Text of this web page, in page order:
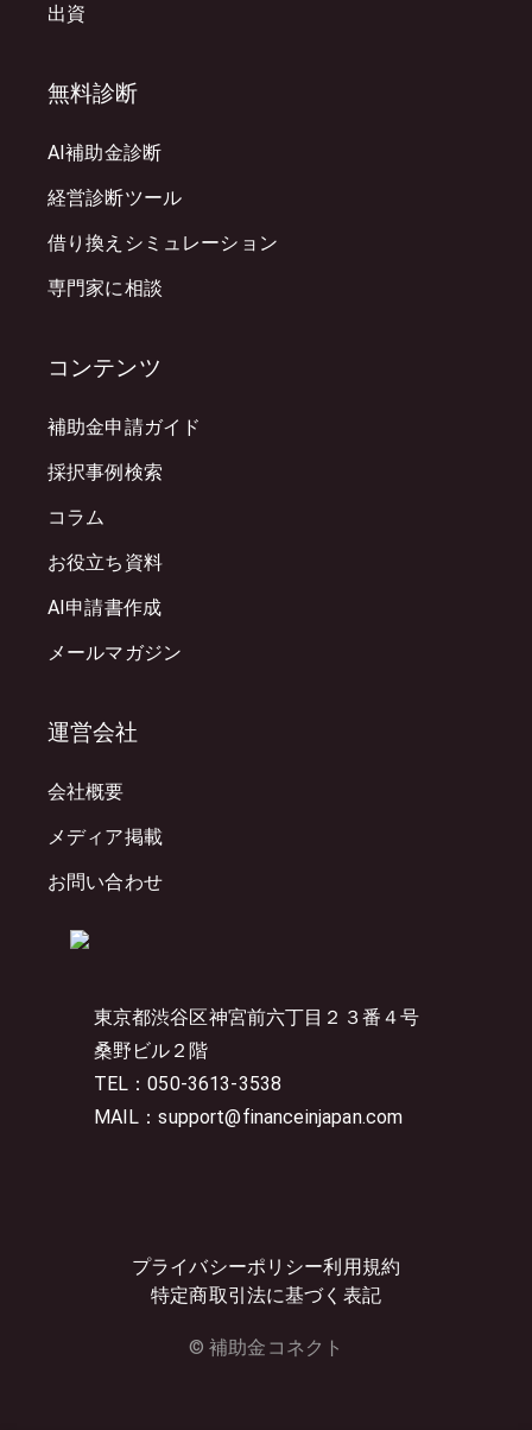
東京都渋谷区神宮前六丁目２３番４号
桑野ビル２階
TEL：050-3613-3538
MAIL：support@financeinjapan.com
プライバシーポリシー利用規約
特定商取引法に基づく表記
© 補助金コネクト
出資
無料診断
AI補助金診断
経営診断ツール
借り換えシミュレーション
専門家に相談
コンテンツ
補助金申請ガイド
採択事例検索
コラム
お役立ち資料
AI申請書作成
メールマガジン
運営会社
会社概要
メディア掲載
お問い合わせ